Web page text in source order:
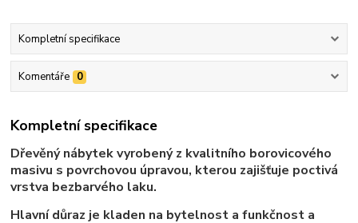
Kompletní specifikace
Komentáře 0
Kompletní specifikace
Dřevěný nábytek vyrobený z kvalitního borovicového
masivu s povrchovou úpravou, kterou zajišťuje poctivá
vrstva bezbarvého laku.
Hlavní důraz je kladen na bytelnost a funkčnost a